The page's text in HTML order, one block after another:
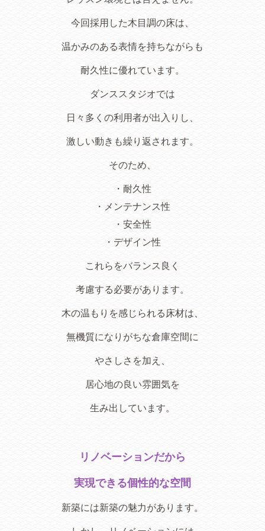
今回採用した木目調の床は、
温かみのある表情を持ちながらも
耐久性に優れています。
ダンススタジオでは
日々多くの利用者が出入りし、
激しい動きも繰り返されます。
そのため、
・耐久性
・メンテナンス性
・安全性
・デザイン性
これらをバランス良く
考慮する必要があります。
木の温もりを感じられる床材は、
無機質になりがちな倉庫空間に
やさしさを加え、
居心地の良い雰囲気を
生み出しています。
リノベーションだから
実現できる個性的な空間
新築には新築の魅力があります。